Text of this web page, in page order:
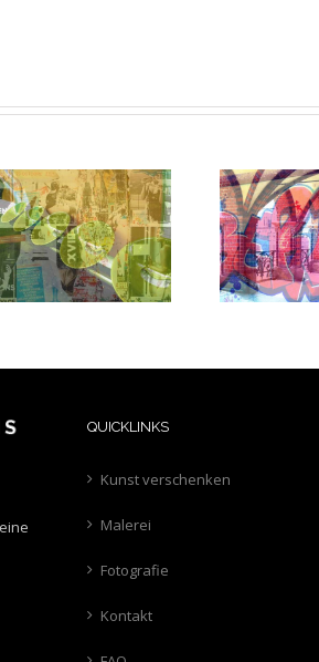
Berlin-Oberbaum
QUICKLINKS
Kunst verschenken
Malerei
Fotografie
Kontakt